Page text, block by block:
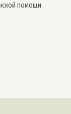
помощи